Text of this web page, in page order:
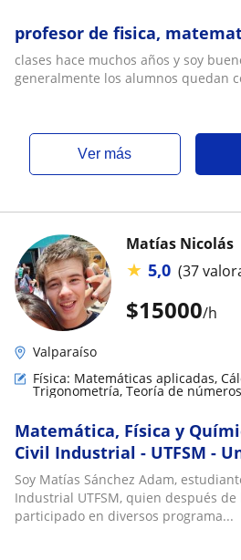
profesor de fisica,
clases hace muchos años y soy
generalmente los alumnos quedan
ver más
$15000/h
Matías Nicolás
★ 5,0 (37
Valparaíso
Física: Matemáticas aplicadas,
Trigonometría, Teoría de
Matemática, Física y
Civil Industrial - UTFSM -
Federico Santa María
Soy Matías Sánchez Adam,
Industrial UTFSM, quien después
participado en diversos programa...